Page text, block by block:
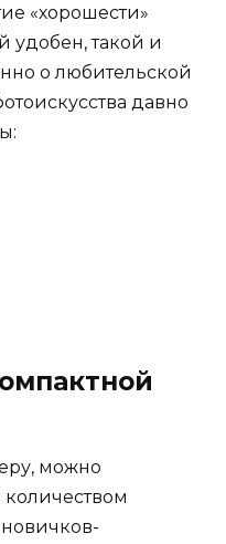
«хорошести»
удобен, такой и
о любительской
давно
можно